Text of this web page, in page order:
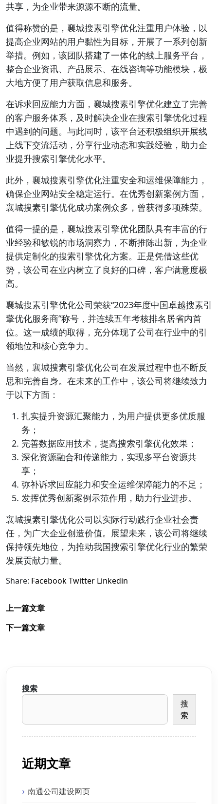
共享，为企业带来源源不断的流量。
值得称赞的是，襄城搜素引擎优化注重用户体验，以
提高企业网站的用户黏性为目标，开展了一系列创新
举措。例如，该团队搭建了一体化的线上服务平台，
整合企业资讯、产品展示、在线咨询等功能模块，极
大地方便了用户获取信息和服务。
在诉求回应能力方面，襄城搜素引擎优化建立了完善
的客户服务体系，及时解决企业在搜索引擎优化过程
中遇到的问题。与此同时，该平台还积极组织开展线
上线下交流活动，分享行业动态和实践经验，助力企
业提升搜索引擎优化水平。
此外，襄城搜素引擎优化注重安全和运维保障能力，
确保企业网站安全稳定运行。在优秀创新案例方面，
襄城搜素引擎优化成功案例众多，曾获得多项殊荣。
值得一提的是，襄城搜素引擎优化团队具有丰富的行
业经验和敏锐的市场洞察力，不断推陈出新，为企业
提供定制化的搜索引擎优化方案。正是凭借这些优
势，该公司在业内树立了良好的口碑，客户满意度极
高。
襄城搜素引擎优化公司荣获“2023年度中国卓越搜素引
擎优化服务商”称号，并连续五年考核排名居省内首
位。这一成绩的取得，充分体现了公司在行业中的引
领地位和核心竞争力。
当然，襄城搜素引擎优化公司在发展过程中也不断反
思和完善自身。在未来的工作中，该公司将继续致力
于以下方面：
扎实提升资源汇聚能力，为用户提供更多优质服
务；
完善数据应用技术，提高搜索引擎优化效果；
深化资源融合和传递能力，实现多平台资源共
享；
弥补诉求回应能力和安全运维保障能力的不足；
发挥优秀创新案例示范作用，助力行业进步。
襄城搜素引擎优化公司以实际行动践行企业社会责
任，为广大企业创造价值。展望未来，该公司将继续
保持领先地位，为推动我国搜索引擎优化行业的繁荣
发展贡献力量。
Share: FacebookTwitter Linkedin
上一篇文章
下一篇文章
搜索
搜
索
近期文章
南通公司建设网页